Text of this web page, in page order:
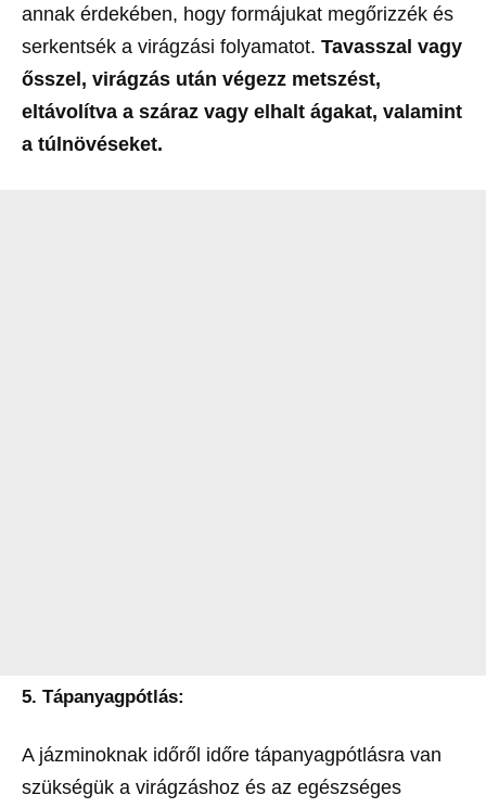
annak érdekében, hogy formájukat megőrizzék és
serkentsék a virágzási folyamatot. Tavasszal vagy
ősszel, virágzás után végezz metszést,
eltávolítva a száraz vagy elhalt ágakat, valamint
a túlnövéseket.
5. Tápanyagpótlás:
A jázminoknak időről időre tápanyagpótlásra van
szükségük a virágzáshoz és az egészséges